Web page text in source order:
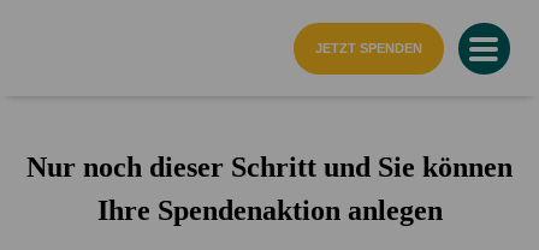
JETZT SPENDEN
Nur noch dieser Schritt und Sie können
Ihre Spendenaktion anlegen